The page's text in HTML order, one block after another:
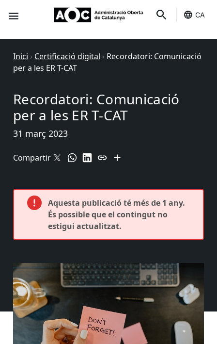
CA
Inici › Certificació digital › Recordatori: Comunicació
per a les ER T-CAT
Recordatori: Comunicació
per a les ER T-CAT
31 març 2023
Compartir
Aquesta publicació té més de 1 any.
És possible que el contingut no
estigui actualitzat.